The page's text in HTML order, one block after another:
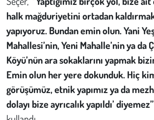
halk mağduriyetini ortadan
yapıyoruz. Bundan emin olun. Yani
Mahallesi’nin, Yeni Mahalle’nin ya da
Köyü’nün ara sokaklarını yapmak
Emin olun her yere dokunduk. Hiç
görüşümüz, etnik yapımız ya da
dolayı bize ayrıcalık yapıldı’diyemez”